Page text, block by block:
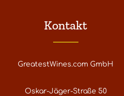
Kontakt
GreatestWines.com GmbH
Oskar-Jäger-Straße 50